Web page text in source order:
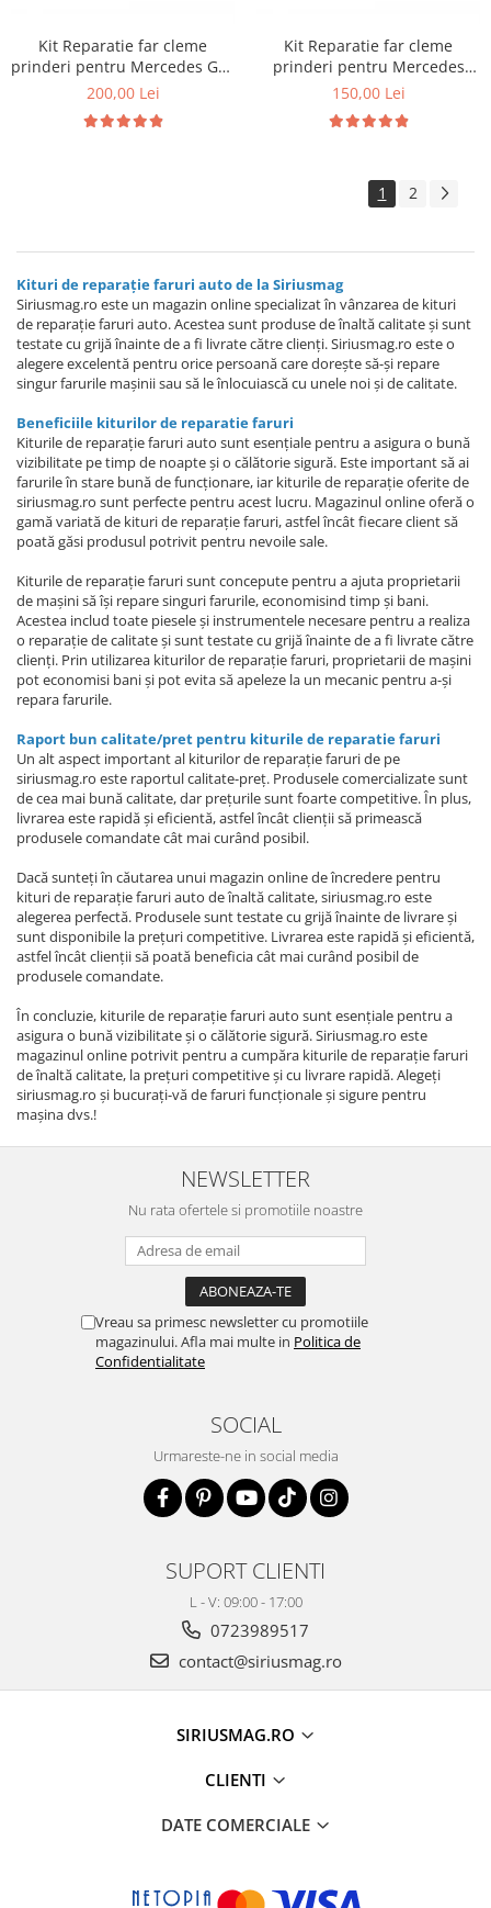
Kit Reparatie far cleme
prinderi pentru Mercedes GLE
W167
200,00 Lei
Kit Reparatie far cleme
prinderi pentru Mercedes
W253
150,00 Lei
1 2
Kituri de reparație faruri auto de la Siriusmag
Siriusmag.ro este un magazin online specializat în vânzarea de kituri
de reparație faruri auto. Acestea sunt produse de înaltă calitate și sunt
testate cu grijă înainte de a fi livrate către clienți. Siriusmag.ro este o
alegere excelentă pentru orice persoană care dorește să-și repare
singur farurile mașinii sau să le înlocuiască cu unele noi și de calitate.
Beneficiile kiturilor de reparatie faruri
Kiturile de reparație faruri auto sunt esențiale pentru a asigura o bună
vizibilitate pe timp de noapte și o călătorie sigură. Este important să ai
farurile în stare bună de funcționare, iar kiturile de reparație oferite de
siriusmag.ro sunt perfecte pentru acest lucru. Magazinul online oferă o
gamă variată de kituri de reparație faruri, astfel încât fiecare client să
poată găsi produsul potrivit pentru nevoile sale.
Kiturile de reparație faruri sunt concepute pentru a ajuta proprietarii
de mașini să își repare singuri farurile, economisind timp și bani.
Acestea includ toate piesele și instrumentele necesare pentru a realiza
o reparație de calitate și sunt testate cu grijă înainte de a fi livrate către
clienți. Prin utilizarea kiturilor de reparație faruri, proprietarii de mașini
pot economisi bani și pot evita să apeleze la un mecanic pentru a-și
repara farurile.
Raport bun calitate/pret pentru kiturile de reparatie faruri
Un alt aspect important al kiturilor de reparație faruri de pe
siriusmag.ro este raportul calitate-preț. Produsele comercializate sunt
de cea mai bună calitate, dar prețurile sunt foarte competitive. În plus,
livrarea este rapidă și eficientă, astfel încât clienții să primească
produsele comandate cât mai curând posibil.
Dacă sunteți în căutarea unui magazin online de încredere pentru
kituri de reparație faruri auto de înaltă calitate, siriusmag.ro este
alegerea perfectă. Produsele sunt testate cu grijă înainte de livrare și
sunt disponibile la prețuri competitive. Livrarea este rapidă și eficientă,
astfel încât clienții să poată beneficia cât mai curând posibil de
produsele comandate.
În concluzie, kiturile de reparație faruri auto sunt esențiale pentru a
asigura o bună vizibilitate și o călătorie sigură. Siriusmag.ro este
magazinul online potrivit pentru a cumpăra kiturile de reparație faruri
de înaltă calitate, la prețuri competitive și cu livrare rapidă. Alegeți
siriusmag.ro și bucurați-vă de faruri funcționale și sigure pentru
mașina dvs.!
NEWSLETTER
Nu rata ofertele si promotiile noastre
Vreau sa primesc newsletter cu promotiile
magazinului. Afla mai multe in Politica de
Confidentialitate
SOCIAL
Urmareste-ne in social media
SUPORT CLIENTI
L - V: 09:00 - 17:00
0723989517
contact@siriusmag.ro
SIRIUSMAG.RO
CLIENTI
DATE COMERCIALE